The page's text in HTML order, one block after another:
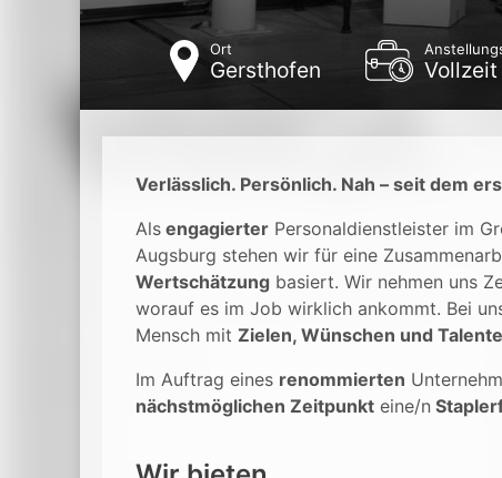
Ort
Gersthofen Vollzeit
Verlässlich. Persönlich. Nah – seit dem
Als engagierter Personaldienstleister im
Augsburg stehen wir für eine
Wertschätzung basiert. Wir nehmen uns
worauf es im Job wirklich ankommt. Bei
Mensch mit Zielen, Wünschen und
Im Auftrag eines renommierten
nächstmöglichen Zeitpunkt eine/n